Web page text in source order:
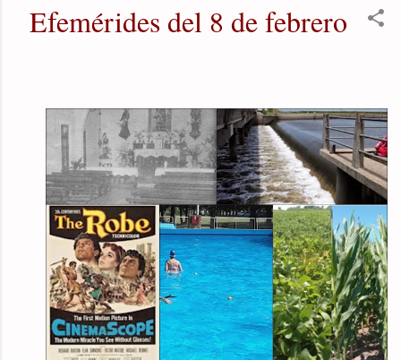
Efemérides del 8 de febrero